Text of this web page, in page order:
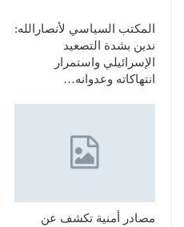
المكتب السياسي لأنصارالله:
ندين بشدة التصعيد
الإسرائيلي واستمرار
انتهاكاته وعدوانه…
مصادر أمنية تكشف عن